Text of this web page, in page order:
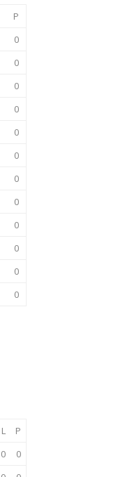
P
0
0
0
0
0
0
0
0
0
0
0
0
L
P
0
0